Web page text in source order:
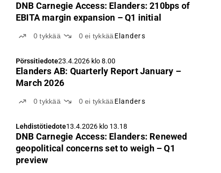
DNB Carnegie Access: Elanders: 210bps of
EBITA margin expansion – Q1 initial
0tykkää 0ei tykkää Elanders
Pörssitiedote23.4.2026 klo 8.00
Elanders AB: Quarterly Report January –
March 2026
0tykkää 0ei tykkää Elanders
Lehdistötiedote13.4.2026 klo 13.18
DNB Carnegie Access: Elanders: Renewed
geopolitical concerns set to weigh – Q1
preview